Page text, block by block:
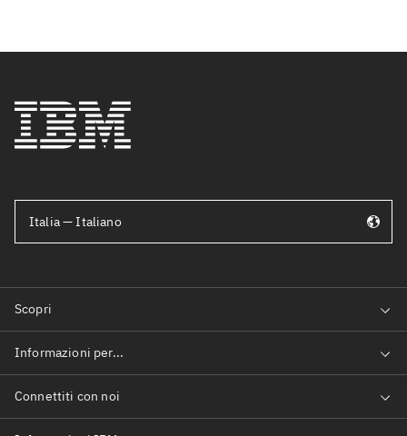
Italia — Italiano